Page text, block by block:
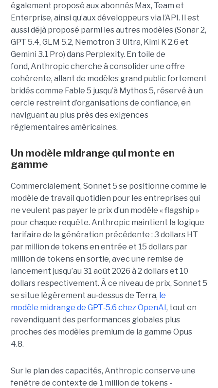
également proposé aux abonnés Max, Team et
Enterprise, ainsi qu’aux développeurs via l’API. Il est
aussi déjà proposé parmi les autres modèles (Sonar 2,
GPT 5.4, GLM 5.2, Nemotron 3 Ultra, Kimi K 2.6 et
Gemini 3.1 Pro) dans Perplexity. En toile de
fond, Anthropic cherche à consolider une offre
cohérente, allant de modèles grand public fortement
bridés comme Fable 5 jusqu’à Mythos 5, réservé à un
cercle restreint d’organisations de confiance, en
naviguant au plus près des exigences
réglementaires américaines.
Un modèle midrange qui monte en
gamme
Commercialement, Sonnet 5 se positionne comme le
modèle de travail quotidien pour les entreprises qui
ne veulent pas payer le prix d’un modèle « flagship »
pour chaque requête. Anthropic maintient la logique
tarifaire de la génération précédente : 3 dollars HT
par million de tokens en entrée et 15 dollars par
million de tokens en sortie, avec une remise de
lancement jusqu’au 31 août 2026 à 2 dollars et 10
dollars respectivement. À ce niveau de prix, Sonnet 5
se situe légèrement au‑dessus de Terra, le
modèle midrange de GPT‑5.6 chez OpenAI, tout en
revendiquant des performances globales plus
proches des modèles premium de la gamme Opus
4.8.
Sur le plan des capacités, Anthropic conserve une
fenêtre de contexte de 1 million de tokens -